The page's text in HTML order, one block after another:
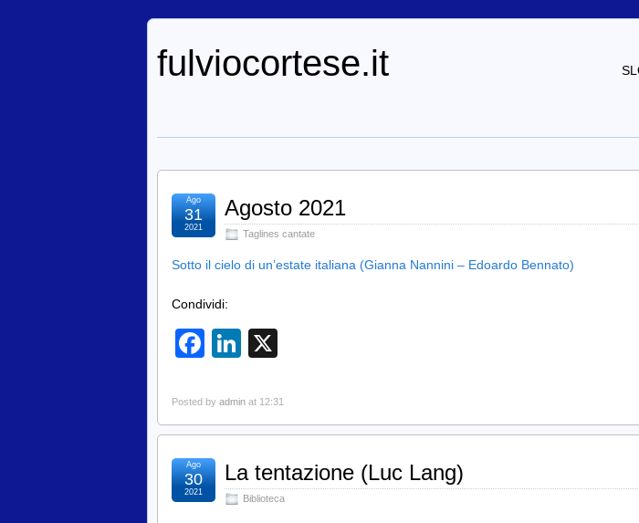
fulviocortese.it
Agosto 2021
Taglines cantate
Ago
31
2021
Sotto il cielo di un’estate italiana (Gianna Nannini – Edoardo Bennato)
Condividi:
Facebook
LinkedIn
Posted by admin at 12:31
La tentazione (Luc Lang)
Biblioteca
Ago
30
2021